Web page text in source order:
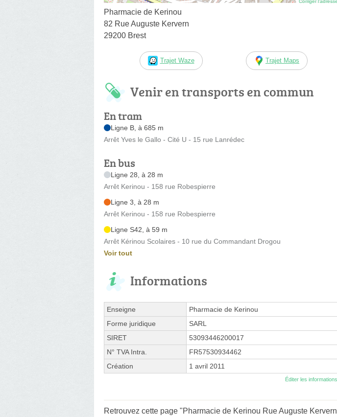
Corriger
Pharmacie de Kerinou
82 Rue Auguste Kervern
29200 Brest
Trajet Waze Trajet Maps
Venir en transports en commun
En tram
Ligne B, à 685 m
Arrêt Yves le Gallo - Cité U - 15 rue Lanrédec
En bus
Ligne 28, à 28 m
Arrêt Kerinou - 158 rue Robespierre
Ligne 3, à 28 m
Arrêt Kerinou - 158 rue Robespierre
Ligne S42, à 59 m
Arrêt Kérinou Scolaires - 10 rue du Commandant Drogou
Voir tout
Informations
Enseigne
Pharmacie de Kerinou
Forme juridique
SARL
SIRET
53093446200017
N° TVA Intra.
FR57530934462
Création
1 avril 2011
Éditer les
Retrouvez cette page "Pharmacie de Kerinou Rue Auguste